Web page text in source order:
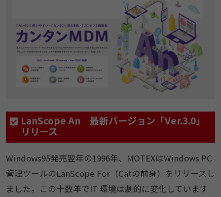
LanScope An 最新バージョン「Ver.3.0」
リリース
Windows95発売翌年の1996年、MOTEXはWindows PC
管理ツールのLanScope For（Catの前身）をリリースし
ました。この十数年でIT 環境は劇的に変化しています